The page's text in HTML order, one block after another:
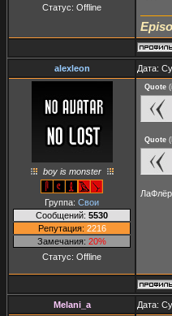
Статус: Offline
alexleon Дата:
boy is monster
Группа: Свои
Сообщений: 5530
Репутация: 2216
Замечания: 20%
Статус: Offline
Quote (
Quote (
Melani_a Дата: